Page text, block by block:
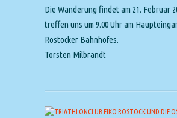
Die Wanderung findet am 21. Februar
treffen uns um 9.00 Uhr am
Rostocker Bahnhofes.
Torsten Milbrandt